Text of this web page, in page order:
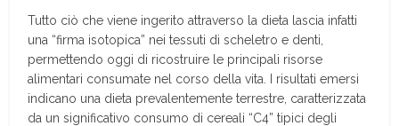
Tutto ciò che viene ingerito attraverso la dieta lascia infatti
una “firma isotopica” nei tessuti di scheletro e denti,
permettendo oggi di ricostruire le principali risorse
alimentari consumate nel corso della vita. I risultati emersi
indicano una dieta prevalentemente terrestre, caratterizzata
da un significativo consumo di cereali “C4” tipici degli